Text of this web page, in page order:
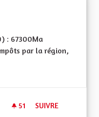
: 67300Ma
par la région,
: Autres
51 51 ABONNÉS
SUIVRE